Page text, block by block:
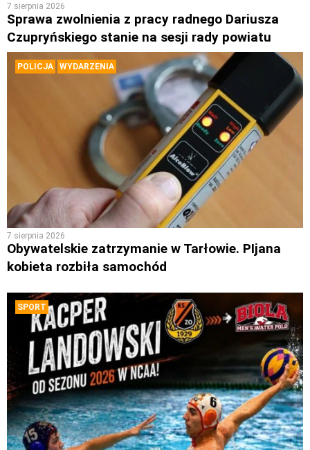
7 sierpnia 2026
Sprawa zwolnienia z pracy radnego Dariusza
Czupryńskiego stanie na sesji rady powiatu
POLICJA WYDARZENIA
7 sierpnia 2026
Obywatelskie zatrzymanie w Tarłowie. PIjana
kobieta rozbiła samochód
SPORT